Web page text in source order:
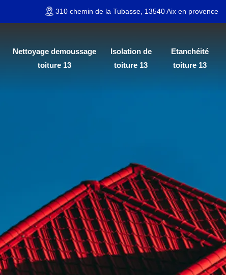
310 chemin de la Tubasse, 13540 Aix en provence
Nettoyage demoussage
toiture 13
Isolation de
toiture 13
Etanchéité
toiture 13